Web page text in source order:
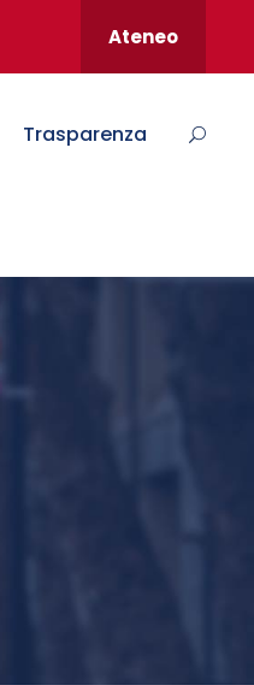
Ateneo
Trasparenza